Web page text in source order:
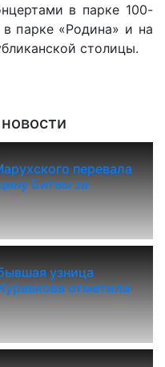
в парке 100-
парке «Родина» и на
столицы.
перевала
Битвы за
узница
отметила